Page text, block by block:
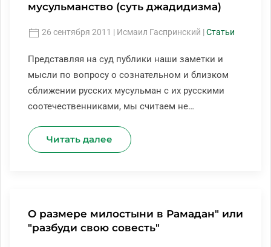
мусульманство (суть джадидизма)
26 сентября 2011 | Исмаил Гаспринский | Статьи
Представляя на суд публики наши заметки и
мысли по вопросу о сознательном и близком
сближении русских мусульман с их русскими
соотечественниками, мы считаем не…
Читать далее
О размере милостыни в Рамадан" или
"разбуди свою совесть"